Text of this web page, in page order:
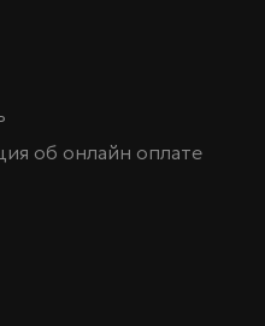
об онлайн оплате